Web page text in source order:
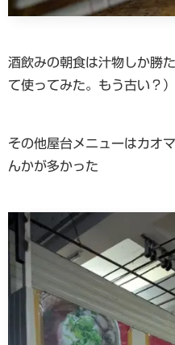
酒飲みの朝食は汁物しか勝
て使ってみた。もう古い？）
その他屋台メニューはカオ
んかが多かった